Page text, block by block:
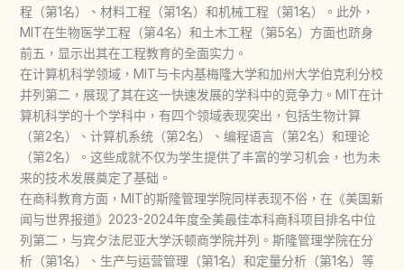
程（第1名）、材料工程（第1名）和机械工程（第1名）。此外，
MIT在生物医学工程（第4名）和土木工程（第5名）方面也跻身
前五，显示出其在工程教育的全面实力。
在计算机科学领域，MIT与卡内基梅隆大学和加州大学伯克利分校
并列第二，展现了其在这一快速发展的学科中的竞争力。MIT在计
算机科学的十个学科中，有四个领域表现突出，包括生物计算
（第2名）、计算机系统（第2名）、编程语言（第2名）和理论
（第2名）。这些成就不仅为学生提供了丰富的学习机会，也为未
来的技术发展奠定了基础。
在商科教育方面，MIT的斯隆管理学院同样表现不俗，在《美国新
闻与世界报道》2023-2024年度全美最佳本科商科项目排名中位
列第二，与宾夕法尼亚大学沃顿商学院并列。斯隆管理学院在分
析（第1名）、生产与运营管理（第1名）和定量分析（第1名）等